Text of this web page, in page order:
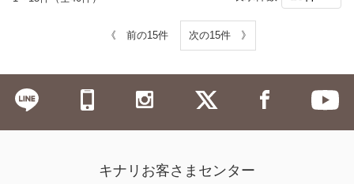
《 前の15件 次の15件 》
キナリお客さまセンター